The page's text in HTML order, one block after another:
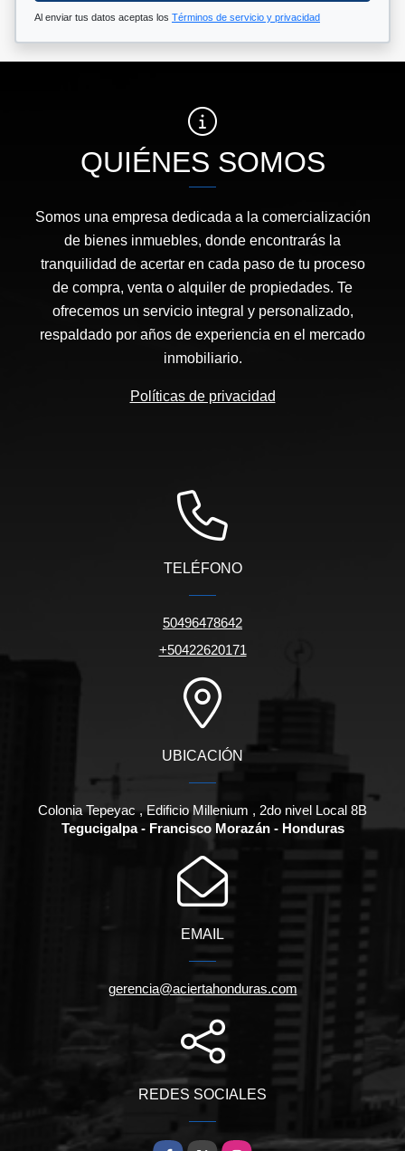
Al enviar tus datos aceptas los Términos de servicio y privacidad
QUIÉNES SOMOS
Somos una empresa dedicada a la comercialización
de bienes inmuebles, donde encontrarás la
tranquilidad de acertar en cada paso de tu proceso
de compra, venta o alquiler de propiedades. Te
ofrecemos un servicio integral y personalizado,
respaldado por años de experiencia en el mercado
inmobiliario.
Políticas de privacidad
TELÉFONO
50496478642
+50422620171
UBICACIÓN
Colonia Tepeyac , Edificio Millenium , 2do nivel Local 8B
Tegucigalpa - Francisco Morazán - Honduras
EMAIL
gerencia@aciertahonduras.com
REDES SOCIALES